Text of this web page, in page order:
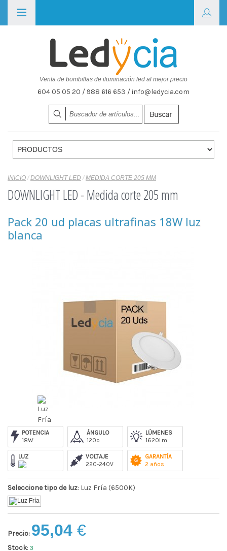
Venta de bombillas de iluminación led al mejor precio
604 05 05 20 / 988 616 653 / info@ledycia.com
INICIO /DOWNLIGHT LED /MEDIDA CORTE 205 MM
DOWNLIGHT LED - Medida corte 205 mm
Pack 20 ud placas ultrafinas 18W luz
blanca
POTENCIA
18W
ÁNGULO
120º
LÚMENES
1620Lm
LUZ
VOLTAJE
220-240V
GARANTÍA
2 años
Seleccione tipo de luz: Luz Fría (6500K)
Precio: 95,04 €
Stock: 3